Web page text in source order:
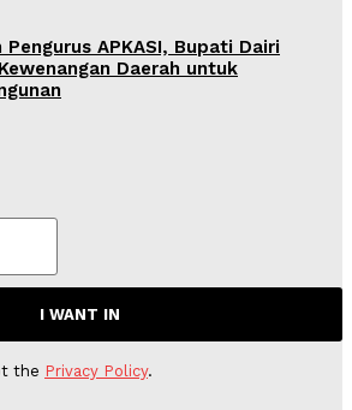
APKASI, Bupati Dairi
Daerah untuk
I WANT IN
the Privacy Policy.